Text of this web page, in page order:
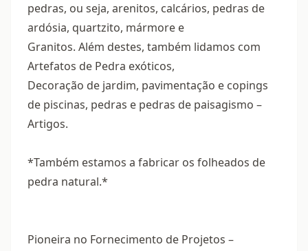
pedras, ou seja, arenitos, calcários, pedras de
ardósia, quartzito, mármore e
Granitos. Além destes, também lidamos com
Artefatos de Pedra exóticos,
Decoração de jardim, pavimentação e copings
de piscinas, pedras e pedras de paisagismo –
Artigos.
*Também estamos a fabricar os folheados de
pedra natural.*
Pioneira no Fornecimento de Projetos –